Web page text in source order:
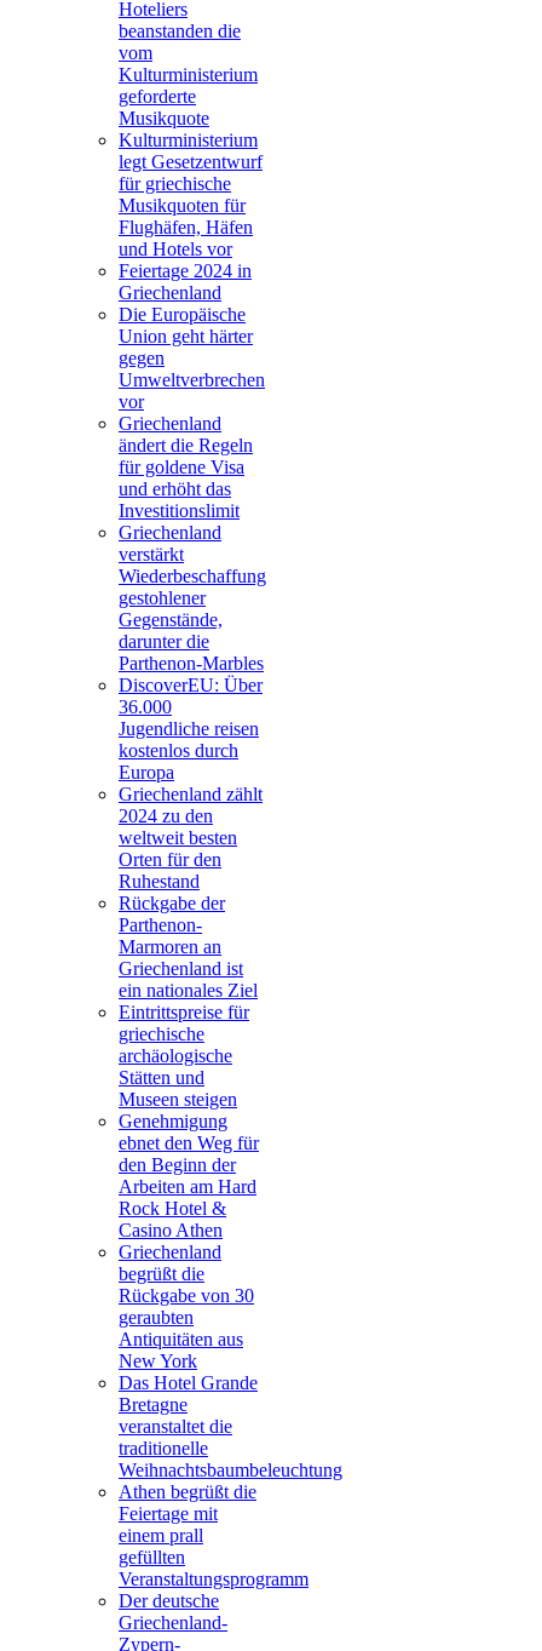
Hoteliers
beanstanden die
vom
Kulturministerium
geforderte
Musikquote
Kulturministerium
legt Gesetzentwurf
für griechische
Musikquoten für
Flughäfen, Häfen
und Hotels vor
Feiertage 2024 in
Griechenland
Die Europäische
Union geht härter
gegen
Umweltverbrechen
vor
Griechenland
ändert die Regeln
für goldene Visa
und erhöht das
Investitionslimit
Griechenland
verstärkt
Wiederbeschaffung
gestohlener
Gegenstände,
darunter die
Parthenon-Marbles
DiscoverEU: Über
36.000
Jugendliche reisen
kostenlos durch
Europa
Griechenland zählt
2024 zu den
weltweit besten
Orten für den
Ruhestand
Rückgabe der
Parthenon-
Marmoren an
Griechenland ist
ein nationales Ziel
Eintrittspreise für
griechische
archäologische
Stätten und
Museen steigen
Genehmigung
ebnet den Weg für
den Beginn der
Arbeiten am Hard
Rock Hotel &
Casino Athen
Griechenland
begrüßt die
Rückgabe von 30
geraubten
Antiquitäten aus
New York
Das Hotel Grande
Bretagne
veranstaltet die
traditionelle
Weihnachtsbaumbeleuchtung
Athen begrüßt die
Feiertage mit
einem prall
gefüllten
Veranstaltungsprogramm
Der deutsche
Griechenland-
Zypern-